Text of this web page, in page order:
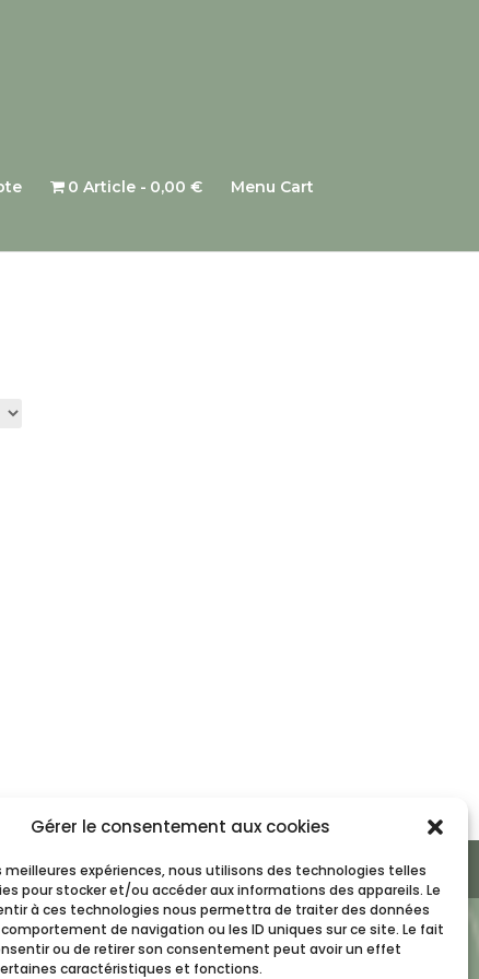
Gérer le consentement aux cookies
meilleures expériences, nous utilisons des technologies telles
pour stocker et/ou accéder aux informations des appareils. Le
à ces technologies nous permettra de traiter des données
de navigation ou les ID uniques sur ce site. Le fait
ou de retirer son consentement peut avoir un effet
caractéristiques et fonctions.
0 Article 0,00 € Menu Cart